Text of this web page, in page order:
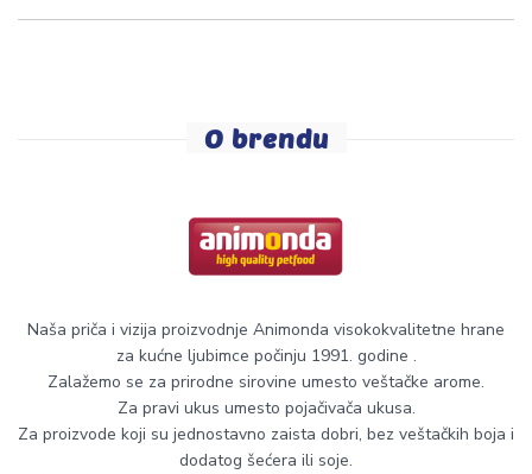
O brendu
Naša priča i vizija proizvodnje Animonda visokokvalitetne hrane
za kućne ljubimce počinju 1991. godine .
Zalažemo se za prirodne sirovine umesto veštačke arome.
Za pravi ukus umesto pojačivača ukusa.
Za proizvode koji su jednostavno zaista dobri, bez veštačkih boja i
dodatog šećera ili soje.